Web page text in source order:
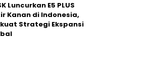
Luncurkan E5 PLUS
Kanan di Indonesia,
Strategi Ekspansi